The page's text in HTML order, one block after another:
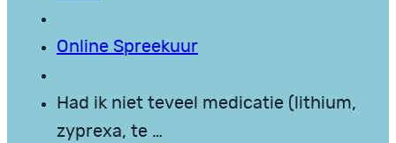
Online Spreekuur
Had ik niet teveel medicatie (lithium,
zyprexa, te …